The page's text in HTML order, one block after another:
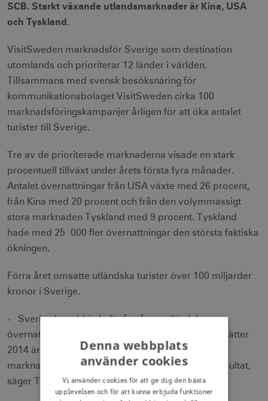
SCB. Starkt växande utlandsmarknader är Kina, USA
och Tyskland.
VisitSweden marknadsför Sverige som destination
utomlands och prioriterar 12 länder i världen.
Tillsammans med svensk besöksnäring för
kommunikationsbolaget VisitSweden cirka 100
marknadsföringskampanjer årligen för att öka antalet
turister till Sverige.
Tre av de prioriterade marknaderna visade en stark
procentuell tillväxt under årets första fyra månader.
Antalet övernattningar från USA växte med 26 procent,
från Kina med 20 procent och från den volymmässigt
stora marknaden Tyskland med 9 procent. Tyskland
hade med 25 000 fler övernattningar den största faktiska
ökningen.
Förra året omsatte utländska turister över 100 miljarder
kronor i Sverige.
- Sverige har aldrig haft så många utländska
övernattningar som under 2013. Att tillväxten fortsätter
2014 är ett kvitto på att vår och besöksnäringens
marknadsföring och destinationsutveckling ger resultat,
säger Thomas Brühl, vd på VisitSweden.
Denna webbplats
använder cookies
Vi använder cookies för att ge dig den bästa
upplevelsen och för att kunna erbjuda funktioner